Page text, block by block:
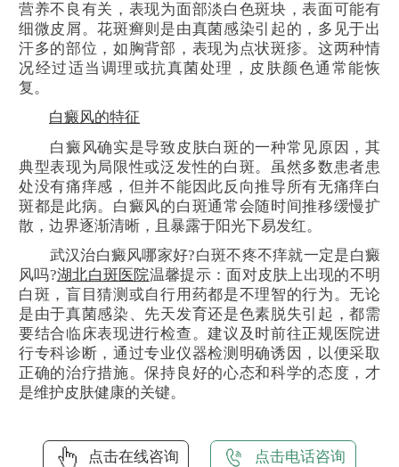
营养不良有关，表现为面部淡白色斑块，表面可能有
细微皮屑。花斑癣则是由真菌感染引起的，多见于出
汗多的部位，如胸背部，表现为点状斑疹。这两种情
况经过适当调理或抗真菌处理，皮肤颜色通常能恢
复。
白癜风的特征
白癜风确实是导致皮肤白斑的一种常见原因，其
典型表现为局限性或泛发性的白斑。虽然多数患者患
处没有痛痒感，但并不能因此反向推导所有无痛痒白
斑都是此病。白癜风的白斑通常会随时间推移缓慢扩
散，边界逐渐清晰，且暴露于阳光下易发红。
武汉治白癜风哪家好?白斑不疼不痒就一定是白癜
风吗?湖北白斑医院温馨提示：面对皮肤上出现的不明
白斑，盲目猜测或自行用药都是不理智的行为。无论
是由于真菌感染、先天发育还是色素脱失引起，都需
要结合临床表现进行检查。建议及时前往正规医院进
行专科诊断，通过专业仪器检测明确诱因，以便采取
正确的治疗措施。保持良好的心态和科学的态度，才
是维护皮肤健康的关键。
点击在线咨询 点击电话咨询